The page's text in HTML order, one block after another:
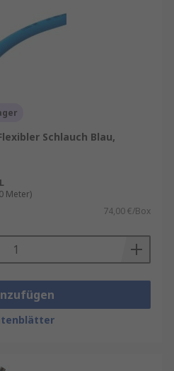
Schlauch Blau,
Meter)
74,00 €/Box